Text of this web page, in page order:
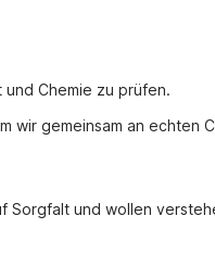
Chemie zu prüfen.
wir gemeinsam an echten
Sorgfalt und wollen